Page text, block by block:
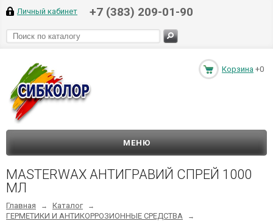
Личный кабинет +7 (383) 209-01-90
Корзина +0
МЕНЮ
MASTERWAX АНТИГРАВИЙ СПРЕЙ 1000
МЛ
Главная → Каталог →
ГЕРМЕТИКИ И АНТИКОРРОЗИОННЫЕ СРЕДСТВА →